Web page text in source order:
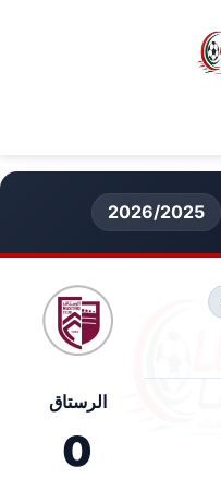
2026/2025
الرستاق
0